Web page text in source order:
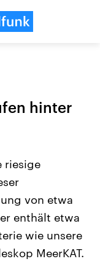
Beiträge,
die Vereinigten
großem Einfluss auf
hinter
riesige
von etwa
enthält etwa
wie unsere
MeerKAT.